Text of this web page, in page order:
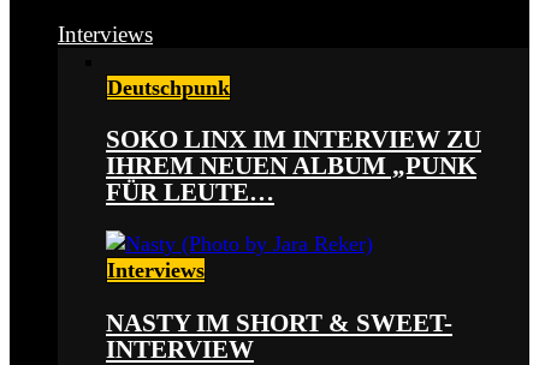
Interviews
Deutschpunk
SOKO LINX IM INTERVIEW ZU
IHREM NEUEN ALBUM „PUNK
FÜR LEUTE…
Interviews
NASTY IM SHORT & SWEET-
INTERVIEW